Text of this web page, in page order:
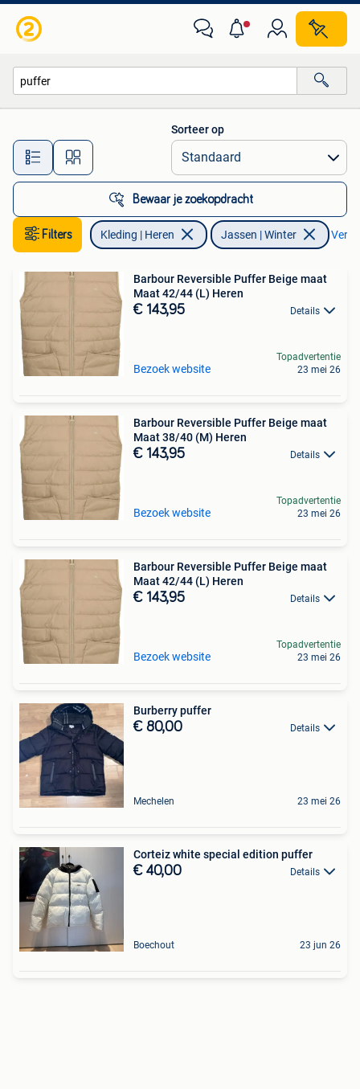
Alle afstanden…
Sorteer op
Bewaar je zoekopdracht
Filters Kleding | Heren Jassen | Winter
Barbour Reversible Puffer Beige maat
Maat 42/44 (L) Heren
€ 143,95 Details
Bezoek website
Topadvertentie
23 mei 26
Barbour Reversible Puffer Beige maat
Maat 38/40 (M) Heren
€ 143,95 Details
Bezoek website
Topadvertentie
23 mei 26
Barbour Reversible Puffer Beige maat
Maat 42/44 (L) Heren
€ 143,95 Details
Bezoek website
Topadvertentie
23 mei 26
Burberry puffer
€ 80,00 Details
Mechelen 23 mei 26
Corteiz white special edition puffer
€ 40,00 Details
Boechout 23 jun 26